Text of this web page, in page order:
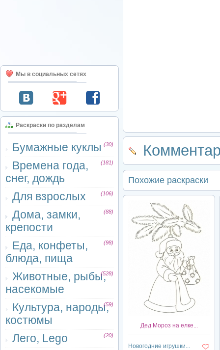
Мы в социальных сетях
Раскраски по разделам
Бумажные куклы (30)
Времена года,
снег, дождь
(181)
Для взрослых (106)
Дома, замки,
крепости
(88)
Еда, конфеты,
блюда, пища
(98)
Животные, рыбы,
насекомые
(528)
Культура, народы,
костюмы
(59)
Лего, Lego (20)
Похожие раскраски
Дед Мороз на елке...
Новогодние игрушки...